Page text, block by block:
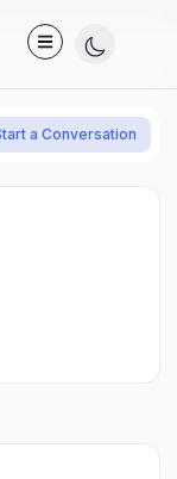
a Conversation